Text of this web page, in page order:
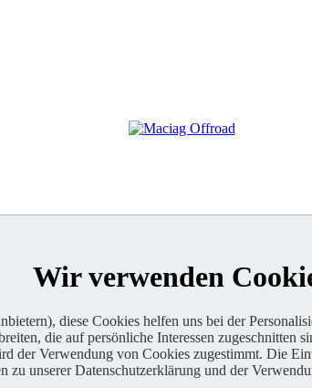
Wir verwenden
diese Cookies helfen uns bei der
die auf persönliche Interessen
der Verwendung von Cookies zugestimmt. Die
zu unserer Datenschutzerklärung und der